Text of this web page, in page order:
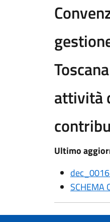
attività
Ultimo
SCHEMA